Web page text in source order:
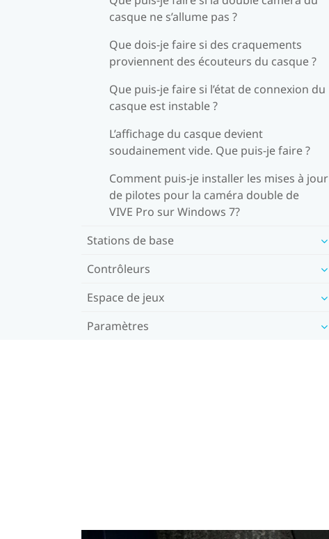
casque ne s’allume pas ?
Que dois-je faire si des craquements
proviennent des écouteurs du casque ?
Que puis-je faire si l’état de connexion du
casque est instable ?
L’affichage du casque devient
soudainement vide. Que puis-je faire ?
Comment puis-je installer les mises à jour
de pilotes pour la caméra double de
VIVE Pro sur Windows 7?
Stations de base
Contrôleurs
Espace de jeux
Paramètres